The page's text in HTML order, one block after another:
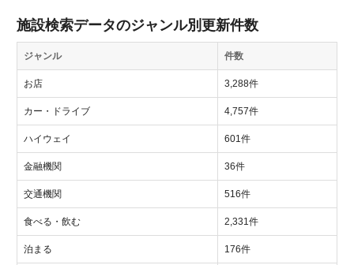
施設検索データのジャンル別更新件数
ジャンル 件数
お店 3,288件
カー・ドライブ 4,757件
ハイウェイ 601件
金融機関 36件
交通機関 516件
食べる・飲む 2,331件
泊まる 176件